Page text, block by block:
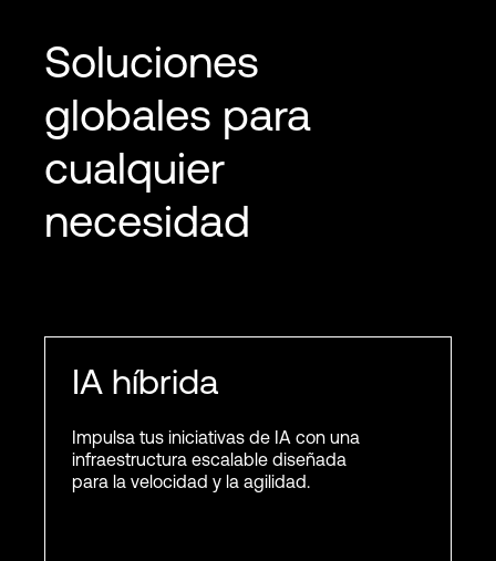
Soluciones
globales para
cualquier
necesidad
IA híbrida
Impulsa tus iniciativas de IA con una
infraestructura escalable diseñada
para la velocidad y la agilidad.